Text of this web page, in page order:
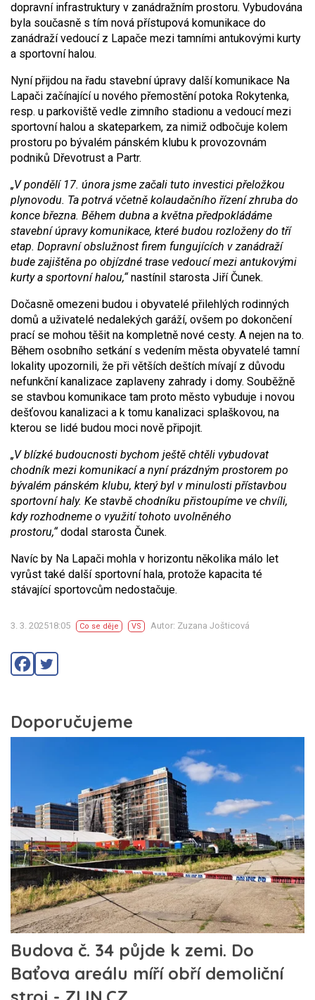
dopravní infrastruktury v zanádražním prostoru. Vybudována
byla současně s tím nová přístupová komunikace do
zanádraží vedoucí z Lapače mezi tamními antukovými kurty
a sportovní halou.
Nyní přijdou na řadu stavební úpravy další komunikace Na
Lapači začínající u nového přemostění potoka Rokytenka,
resp. u parkoviště vedle zimního stadionu a vedoucí mezi
sportovní halou a skateparkem, za nimiž odbočuje kolem
prostoru po bývalém pánském klubu k provozovnám
podniků Dřevotrust a Partr.
„V pondělí 17. února jsme začali tuto investici přeložkou
plynovodu. Ta potrvá včetně kolaudačního řízení zhruba do
konce března. Během dubna a května předpokládáme
stavební úpravy komunikace, které budou rozloženy do tří
etap. Dopravní obslužnost firem fungujících v zanádraží
bude zajištěna po objízdné trase vedoucí mezi antukovými
kurty a sportovní halou,“nastínil starosta Jiří Čunek.
Dočasně omezeni budou i obyvatelé přilehlých rodinných
domů a uživatelé nedalekých garáží, ovšem po dokončení
prací se mohou těšit na kompletně nové cesty. A nejen na to.
Během osobního setkání s vedením města obyvatelé tamní
lokality upozornili, že při větších deštích mívají z důvodu
nefunkční kanalizace zaplaveny zahrady i domy. Souběžně
se stavbou komunikace tam proto město vybuduje i novou
dešťovou kanalizaci a k tomu kanalizaci splaškovou, na
kterou se lidé budou moci nově připojit.
„V blízké budoucnosti bychom ještě chtěli vybudovat
chodník mezi komunikací a nyní prázdným prostorem po
bývalém pánském klubu, který byl v minulosti přístavbou
sportovní haly. Ke stavbě chodníku přistoupíme ve chvíli,
kdy rozhodneme o využití tohoto uvolněného
prostoru,“dodal starosta Čunek.
Navíc by Na Lapači mohla v horizontu několika málo let
vyrůst také další sportovní hala, protože kapacita té
stávající sportovcům nedostačuje.
3. 3. 202518:05 Co se děje VS Autor: Zuzana Jošticová